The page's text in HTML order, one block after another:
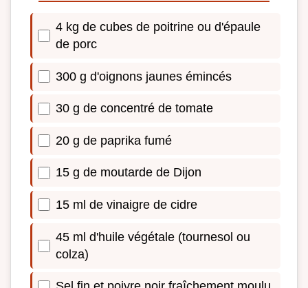
4 kg de cubes de poitrine ou d'épaule
de porc
300 g d'oignons jaunes émincés
30 g de concentré de tomate
20 g de paprika fumé
15 g de moutarde de Dijon
15 ml de vinaigre de cidre
45 ml d'huile végétale (tournesol ou
colza)